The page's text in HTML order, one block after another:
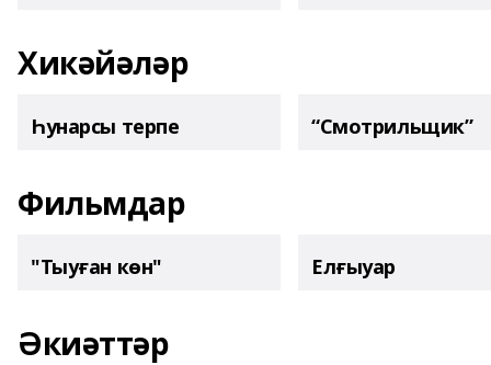
Хикәйәләр
Һунарсы терпе “Смотрильщик”
Фильмдар
"Тыуған көн" Елғыуар
Әкиәттәр